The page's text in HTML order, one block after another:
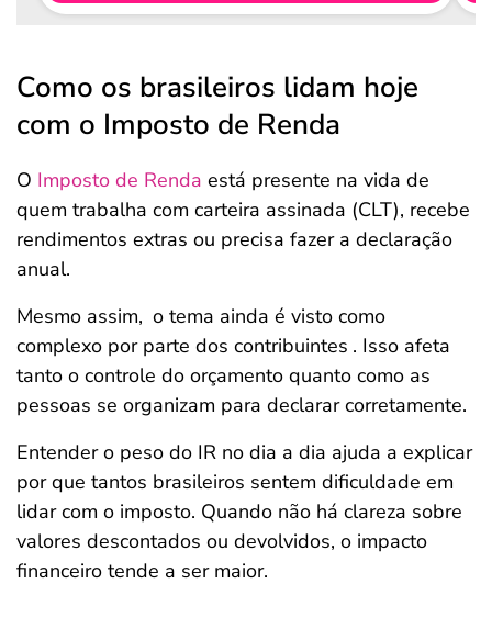
Como os brasileiros lidam hoje
com o Imposto de Renda
O Imposto de Renda está presente na vida de
quem trabalha com carteira assinada (CLT), recebe
rendimentos extras ou precisa fazer a declaração
anual.
Mesmo assim, o tema ainda é visto como
complexo por parte dos contribuintes . Isso afeta
tanto o controle do orçamento quanto como as
pessoas se organizam para declarar corretamente.
Entender o peso do IR no dia a dia ajuda a explicar
por que tantos brasileiros sentem dificuldade em
lidar com o imposto. Quando não há clareza sobre
valores descontados ou devolvidos, o impacto
financeiro tende a ser maior.